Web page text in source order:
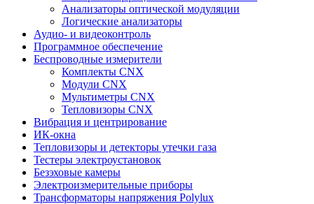
Анализаторы оптической модуляции
Логические анализаторы
Аудио- и видеоконтроль
Программное обеспечение
Беспроводные измерители
Комплекты CNX
Модули CNX
Мультиметры CNX
Тепловизоры CNX
Вибрация и центрирование
ИК-окна
Тепловизоры и детекторы утечки газа
Тестеры электроустановок
Безэховые камеры
Электроизмерительные приборы
Трансформаторы напряжения Polylux